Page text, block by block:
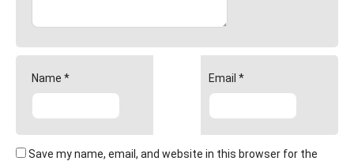
Name * Email *
Save my name, email, and website in this browser for the